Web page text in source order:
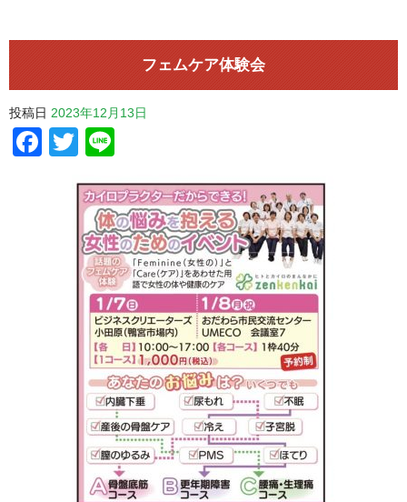
フェムケア体験会
投稿日 2023年12月13日
Facebook
Twitter